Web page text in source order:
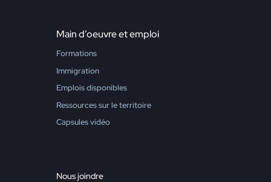
Main d’oeuvre et emploi
Formations
Immigration
Emplois disponibles
Ressources sur le territoire
Capsules vidéo
Nous joindre